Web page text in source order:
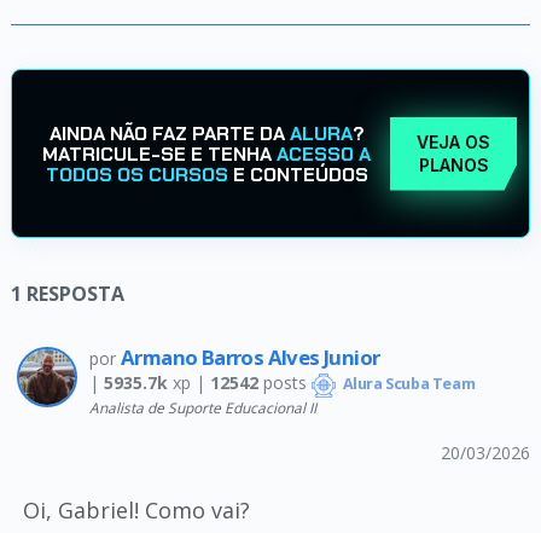
AINDA NÃO FAZ PARTE DAALURA?
MATRICULE-SE E TENHAACESSO A
TODOS OS CURSOS E CONTEÚDOS
VEJA OS
PLANOS
1 RESPOSTA
por Armano Barros Alves Junior
| 5935.7kxp | 12542posts Alura Scuba Team
Analista de Suporte Educacional II
20/03/2026
Oi, Gabriel! Como vai?